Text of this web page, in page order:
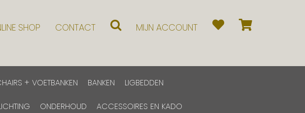
SHOP CONTACT MIJN ACCOUNT
+ VOETBANKEN BANKEN LIGBEDDEN
ONDERHOUD ACCESSOIRES EN KADO